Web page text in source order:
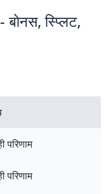
बोनस, स्प्लिट,
परिणाम
परिणाम